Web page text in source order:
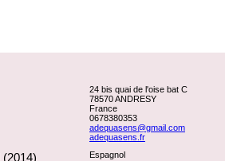
24 bis quai de l'oise bat C
78570 ANDRESY
France
0678380353
adequasens@gmail.com
adequasens.fr
Espagnol